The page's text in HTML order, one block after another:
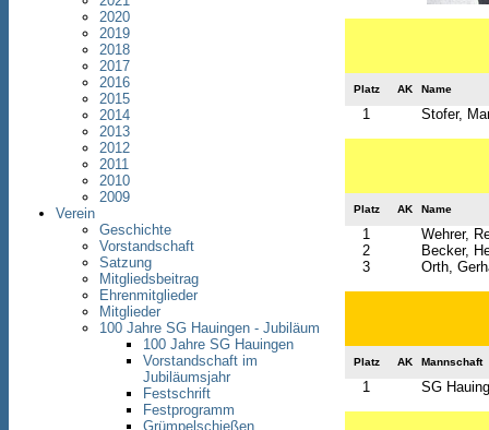
2020
2019
2018
2017
2016
2015
2014
2013
2012
2011
2010
2009
Verein
Geschichte
Vorstandschaft
Satzung
Mitgliedsbeitrag
Ehrenmitglieder
Mitglieder
100 Jahre SG Hauingen - Jubiläum
100 Jahre SG Hauingen
Vorstandschaft im
Jubiläumsjahr
Festschrift
Festprogramm
Grümpelschießen
Platz AK Name
1 Stofer,
Platz AK Name
1
Wehrer,
2
Becker,
3
Orth,
Platz AK Mannschaft
1 SG